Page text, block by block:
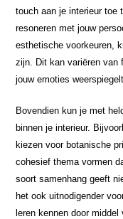
touch aan je interieur toe
resoneren met jouw
esthetische voorkeuren,
zijn. Dit kan variëren van
jouw emoties
Bovendien kun je met
binnen je interieur.
kiezen voor botanische
cohesief thema vormen
soort samenhang geeft
het ook uitnodigender
leren kennen door